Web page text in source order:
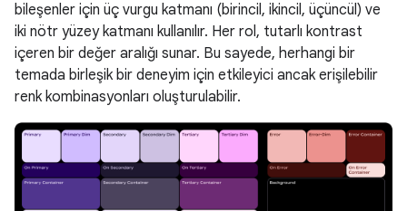
bileşenler için üç vurgu katmanı (birincil, ikincil, üçüncül) ve
iki nötr yüzey katmanı kullanılır. Her rol, tutarlı kontrast
içeren bir değer aralığı sunar. Bu sayede, herhangi bir
temada birleşik bir deneyim için etkileyici ancak erişilebilir
renk kombinasyonları oluşturulabilir.